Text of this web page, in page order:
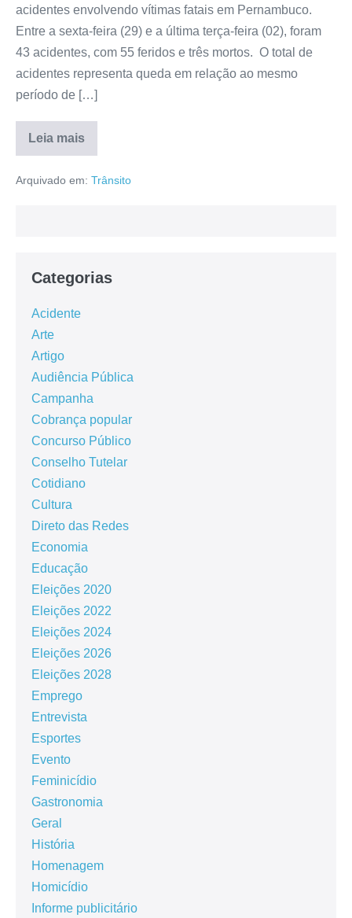
acidentes envolvendo vítimas fatais em Pernambuco.
Entre a sexta-feira (29) e a última terça-feira (02), foram
43 acidentes, com 55 feridos e três mortos. O total de
acidentes representa queda em relação ao mesmo
período de […]
Leia mais
Arquivado em: Trânsito
Categorias
Acidente
Arte
Artigo
Audiência Pública
Campanha
Cobrança popular
Concurso Público
Conselho Tutelar
Cotidiano
Cultura
Direto das Redes
Economia
Educação
Eleições 2020
Eleições 2022
Eleições 2024
Eleições 2026
Eleições 2028
Emprego
Entrevista
Esportes
Evento
Feminicídio
Gastronomia
Geral
História
Homenagem
Homicídio
Informe publicitário